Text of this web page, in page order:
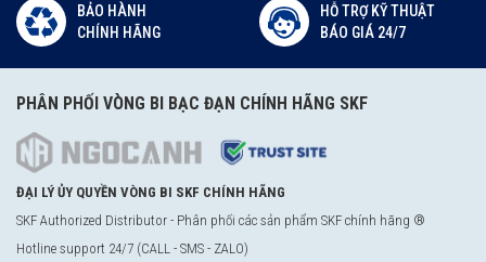
BẢO HÀNH
CHÍNH HÃNG
HỖ TRỢ KỸ THUẬT
BÁO GIÁ 24/7
PHÂN PHỐI VÒNG BI BẠC ĐẠN CHÍNH HÃNG SKF
ĐẠI LÝ ỦY QUYỀN VÒNG BI SKF CHÍNH HÃNG
SKF Authorized Distributor - Phân phối các sản phẩm SKF chính hãng ®
Hotline support 24/7 (CALL - SMS - ZALO)